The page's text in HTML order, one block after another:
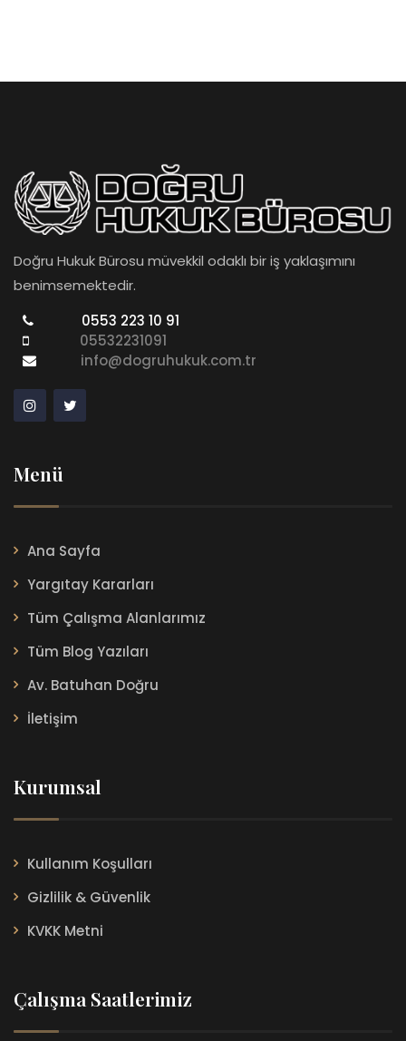
Doğru Hukuk Bürosu müvekkil odaklı bir iş yaklaşımını
benimsemektedir.
0553 223 10 91
05532231091
info@dogruhukuk.com.tr
Menü
Ana Sayfa
Yargıtay Kararları
Tüm Çalışma Alanlarımız
Tüm Blog Yazıları
Av. Batuhan Doğru
İletişim
Kurumsal
Kullanım Koşulları
Gizlilik & Güvenlik
KVKK Metni
Çalışma Saatlerimiz